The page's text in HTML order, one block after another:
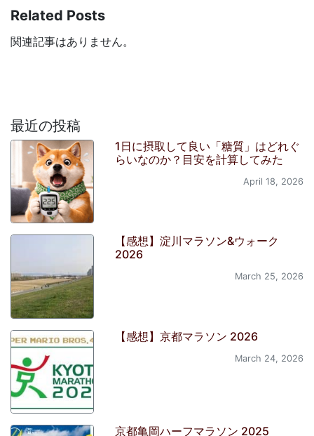
Related Posts
関連記事はありません。
最近の投稿
1日に摂取して良い「糖質」はどれぐ
らいなのか？目安を計算してみた
April 18, 2026
【感想】淀川マラソン&ウォーク
2026
March 25, 2026
【感想】京都マラソン 2026
March 24, 2026
京都亀岡ハーフマラソン 2025